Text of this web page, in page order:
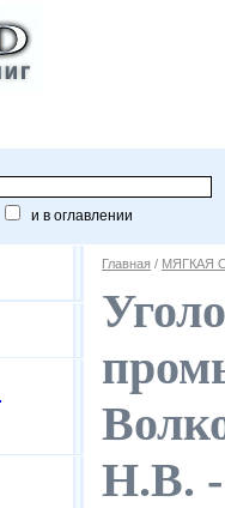
и в оглавлении
Главная / МЯГКАЯ
Н.В. -